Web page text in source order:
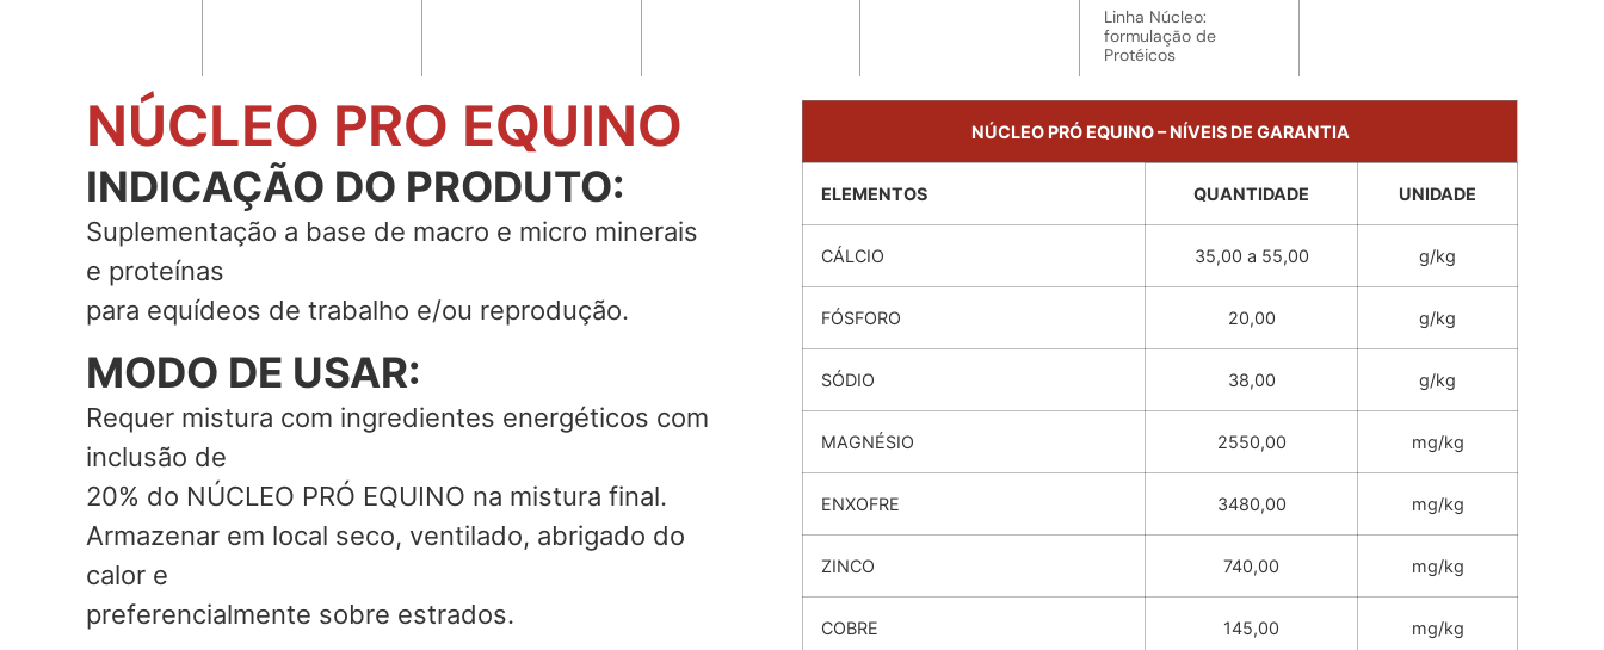
Linha Núcleo:
formulação de
Protéicos
NÚCLEO PRO EQUINO
INDICAÇÃO DO PRODUTO:
Suplementação a base de macro e micro minerais
e proteínas
para equídeos de trabalho e/ou reprodução.
MODO DE USAR:
Requer mistura com ingredientes energéticos com
inclusão de
20% do NÚCLEO PRÓ EQUINO na mistura final.
Armazenar em local seco, ventilado, abrigado do
calor e
preferencialmente sobre estrados.
NÚCLEO PRÓ EQUINO – NÍVEIS DE GARANTIA
ELEMENTOS QUANTIDADE UNIDADE
CÁLCIO 35,00 a 55,00 g/kg
FÓSFORO 20,00 g/kg
SÓDIO 38,00 g/kg
MAGNÉSIO 2550,00 mg/kg
ENXOFRE 3480,00 mg/kg
ZINCO 740,00 mg/kg
COBRE 145,00 mg/kg